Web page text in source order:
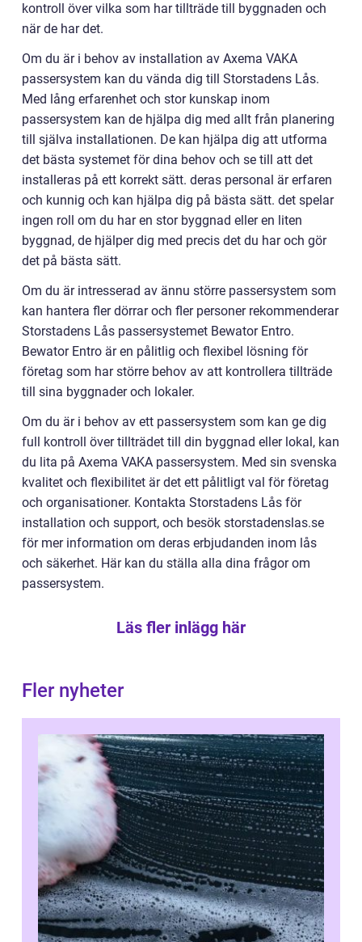
kontroll över vilka som har tillträde till byggnaden och
när de har det.
Om du är i behov av installation av Axema VAKA
passersystem kan du vända dig till Storstadens Lås.
Med lång erfarenhet och stor kunskap inom
passersystem kan de hjälpa dig med allt från planering
till själva installationen. De kan hjälpa dig att utforma
det bästa systemet för dina behov och se till att det
installeras på ett korrekt sätt. deras personal är erfaren
och kunnig och kan hjälpa dig på bästa sätt. det spelar
ingen roll om du har en stor byggnad eller en liten
byggnad, de hjälper dig med precis det du har och gör
det på bästa sätt.
Om du är intresserad av ännu större passersystem som
kan hantera fler dörrar och fler personer rekommenderar
Storstadens Lås passersystemet Bewator Entro.
Bewator Entro är en pålitlig och flexibel lösning för
företag som har större behov av att kontrollera tillträde
till sina byggnader och lokaler.
Om du är i behov av ett passersystem som kan ge dig
full kontroll över tillträdet till din byggnad eller lokal, kan
du lita på Axema VAKA passersystem. Med sin svenska
kvalitet och flexibilitet är det ett pålitligt val för företag
och organisationer. Kontakta Storstadens Lås för
installation och support, och besök storstadenslas.se
för mer information om deras erbjudanden inom lås
och säkerhet. Här kan du ställa alla dina frågor om
passersystem.
Läs fler inlägg här
Fler nyheter